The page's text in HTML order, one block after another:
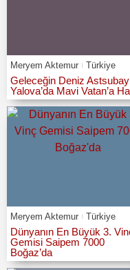
Meryem Aktemur Türkiye
Geleceğin Deniz
Yalova’da Mavi Vatan’a
Meryem Aktemur Türkiye
Dünyanın En Büyük 3.
Gemisi Saipem 7000
Boğaz’da